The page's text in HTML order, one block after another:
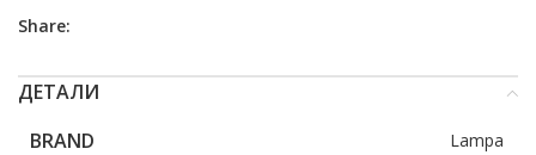
Share:
ДЕТАЛИ
BRAND
Lampa